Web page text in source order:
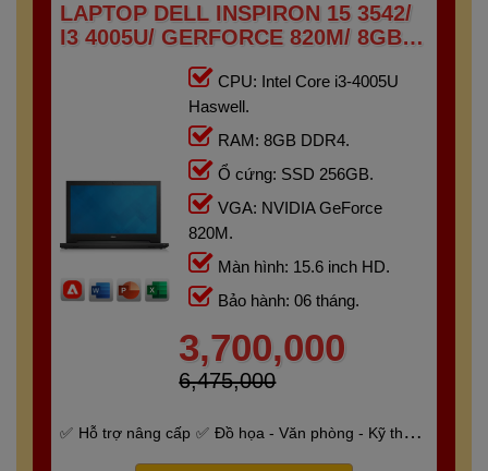
LAPTOP DELL INSPIRON 15 3542/
I3 4005U/ GERFORCE 820M/ 8GB/
256GB/ 15.6" HD
CPU: Intel Core i3-4005U
Haswell.
RAM: 8GB DDR4.
Ổ cứng: SSD 256GB.
VGA: NVIDIA GeForce
820M.
Màn hình: 15.6 inch HD.
Bảo hành: 06 tháng.
3,700,000
6,475,000
Hỗ trợ nâng cấp
Đồ họa - Văn phòng - Kỹ thuật
Bảo hành 6 tháng